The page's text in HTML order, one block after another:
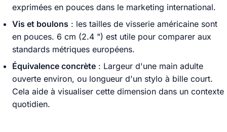
exprimées en pouces dans le marketing international.
Vis et boulons : les tailles de visserie américaine sont
en pouces. 6 cm (2.4 ") est utile pour comparer aux
standards métriques européens.
Équivalence concrète : Largeur d'une main adulte
ouverte environ, ou longueur d'un stylo à bille court.
Cela aide à visualiser cette dimension dans un contexte
quotidien.